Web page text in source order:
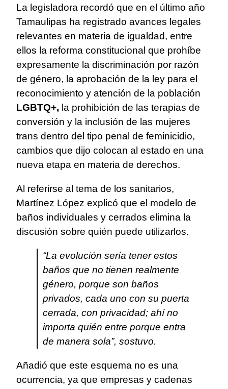
La legisladora recordó que en el último año
Tamaulipas ha registrado avances legales
relevantes en materia de igualdad, entre
ellos la reforma constitucional que prohíbe
expresamente la discriminación por razón
de género, la aprobación de la ley para el
reconocimiento y atención de la población
LGBTQ+, la prohibición de las terapias de
conversión y la inclusión de las mujeres
trans dentro del tipo penal de feminicidio,
cambios que dijo colocan al estado en una
nueva etapa en materia de derechos.
Al referirse al tema de los sanitarios,
Martínez López explicó que el modelo de
baños individuales y cerrados elimina la
discusión sobre quién puede utilizarlos.
“La evolución sería tener estos
baños que no tienen realmente
género, porque son baños
privados, cada uno con su puerta
cerrada, con privacidad; ahí no
importa quién entre porque entra
de manera sola”, sostuvo.
Añadió que este esquema no es una
ocurrencia, ya que empresas y cadenas